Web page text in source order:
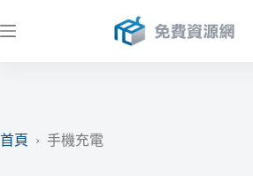
至
首頁
› 手機充電